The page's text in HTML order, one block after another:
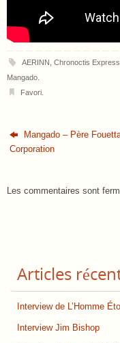
AERINN Chronoctis Express
Mangado
Favori.
Mangado – Père
Corporation
Les commentaires sont
Articles
Interview de L’Homme
Interview Jim Bishop